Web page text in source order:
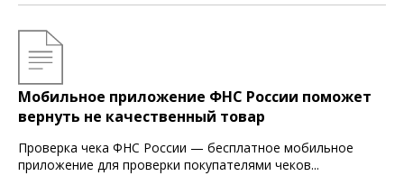
Мобильное приложение ФНС России поможет
вернуть не качественный товар
Проверка чека ФНС России — бесплатное мобильное
приложение для проверки покупателями чеков...